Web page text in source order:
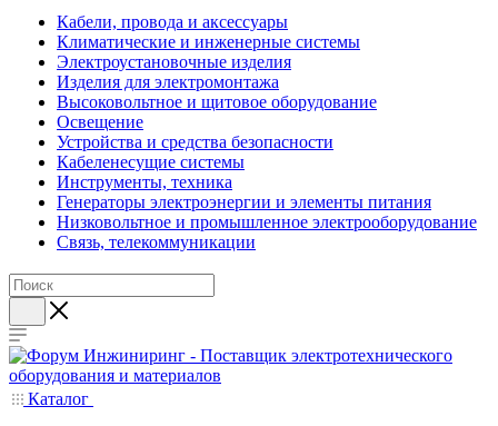
Кабели, провода и аксессуары
Климатические и инженерные системы
Электроустановочные изделия
Изделия для электромонтажа
Высоковольтное и щитовое оборудование
Освещение
Устройства и средства безопасности
Кабеленесущие системы
Инструменты, техника
Генераторы электроэнергии и элементы питания
Низковольтное и промышленное электрооборудование
Связь, телекоммуникации
Каталог